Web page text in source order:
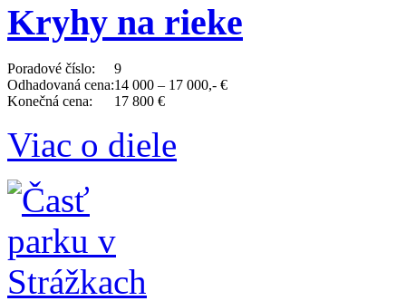
Kryhy na rieke
Poradové číslo:
9
Odhadovaná cena:14 000 – 17 000,- €
Konečná cena:
17 800 €
Viac o diele